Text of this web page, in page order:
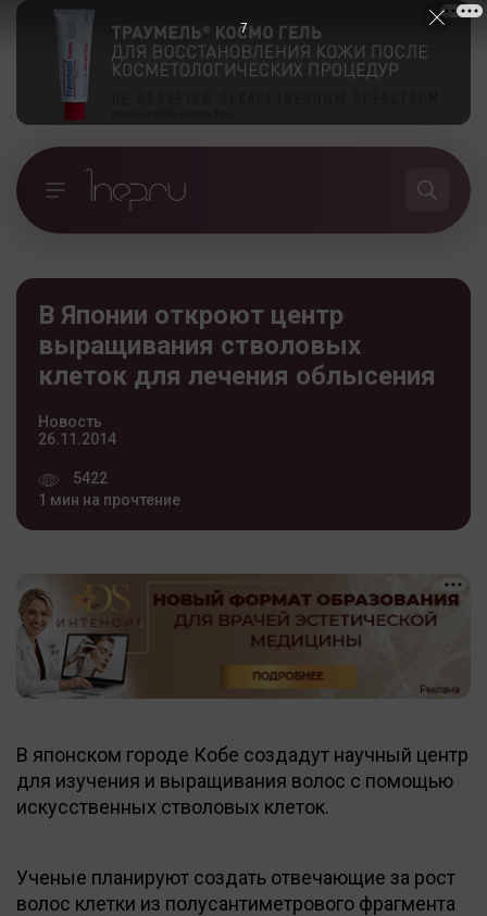
В Японии откроют центр
выращивания стволовых
клеток для лечения облысения
Новость
26.11.2014
5422
1 мин на прочтение
В японском городе Кобе создадут научный центр
для изучения и выращивания волос с помощью
искусственных стволовых клеток.
Ученые планируют создать отвечающие за рост
волос клетки из полусантиметрового фрагмента
7